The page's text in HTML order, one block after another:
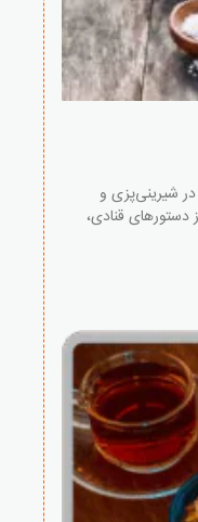
در شیرینی‌پزی و
قنادی،